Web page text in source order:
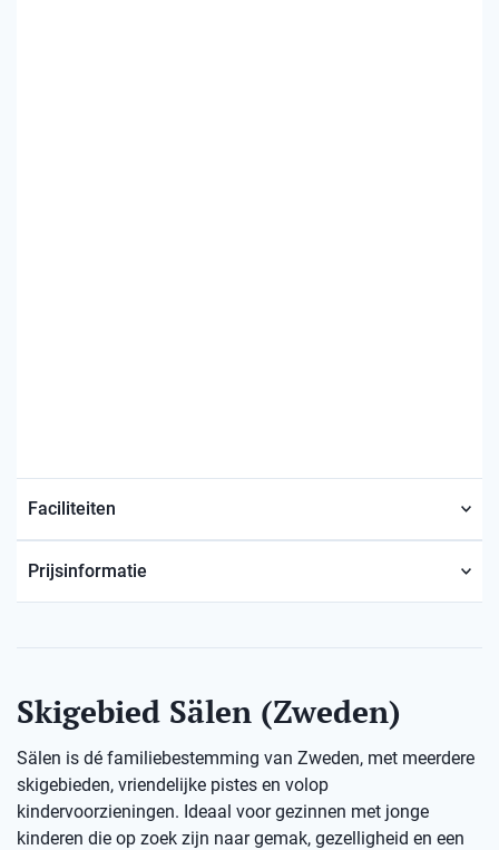
Faciliteiten
Prijsinformatie
Skigebied Sälen (Zweden)
Sälen is dé familiebestemming van Zweden, met meerdere
skigebieden, vriendelijke pistes en volop
kindervoorzieningen. Ideaal voor gezinnen met jonge
kinderen die op zoek zijn naar gemak, gezelligheid en een